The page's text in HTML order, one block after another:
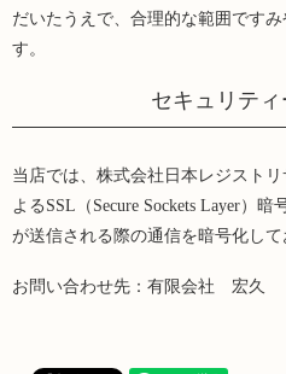
だいたうえで、合理的な範囲です
す。
セキュリテ
当店では、株式会社日本レジスト
よるSSL（Secure Sockets Layer）
が送信される際の通信を暗号化して
お問い合わせ先：有限会社 宏久